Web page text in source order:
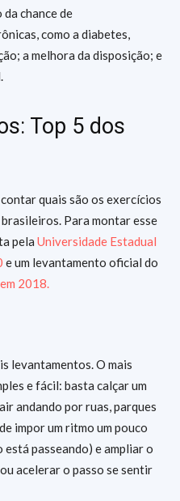
chance de
como a diabetes,
a melhora da disposição; e
Top 5 dos
quais são os exercícios
Para montar esse
pela Universidade Estadual
e um levantamento oficial do
2018.
levantamentos. O mais
e fácil: basta calçar um
andando por ruas, parques
impor um ritmo um pouco
passeando) e ampliar o
acelerar o passo se sentir